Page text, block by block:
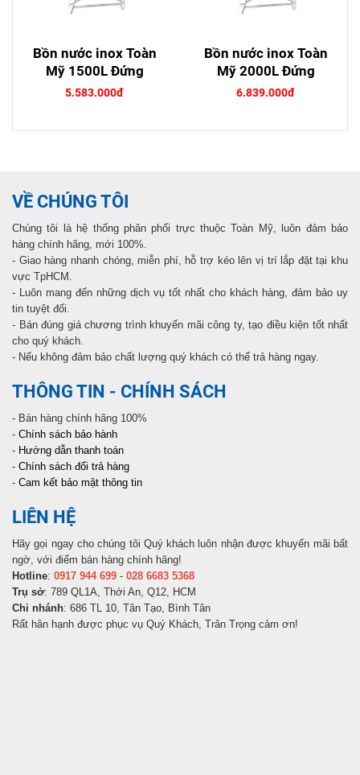
Bồn nước inox Toàn
Mỹ 1500L Đứng
5.583.000đ
Bồn nước inox Toàn
Mỹ 2000L Đứng
6.839.000đ
VỀ CHÚNG TÔI
Chúng tôi là hệ thống phân phối trực thuộc Toàn Mỹ, luôn đảm bảo
hàng chính hãng, mới 100%.
- Giao hàng nhanh chóng, miễn phí, hỗ trợ kéo lên vị trí lắp đặt tại khu
vực TpHCM.
- Luôn mang đến những dịch vụ tốt nhất cho khách hàng, đảm bảo uy
tin tuyệt đối.
- Bán đúng giá chương trình khuyến mãi công ty, tạo điều kiện tốt nhất
cho quý khách.
- Nếu không đảm bảo chất lượng quý khách có thể trả hàng ngay.
THÔNG TIN - CHÍNH SÁCH
- Bán hàng chính hãng 100%
- Chính sách bảo hành
- Hướng dẫn thanh toán
- Chính sách đổi trả hàng
- Cam kết bảo mật thông tin
LIÊN HỆ
Hãy gọi ngay cho chúng tôi Quý khách luôn nhận được khuyến mãi bất
ngờ, với điểm bán hàng chính hãng!
Hotline: 0917 944 699 - 028 6683 5368
Trụ sở: 789 QL1A, Thới An, Q12, HCM
Chi nhánh: 686 TL 10, Tân Tạo, Bình Tân
Rất hân hạnh được phục vụ Quý Khách, Trân Trọng cảm ơn!